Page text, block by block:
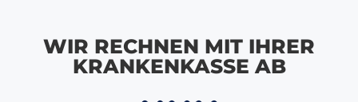
WIR RECHNEN MIT IHRER
KRANKENKASSE AB